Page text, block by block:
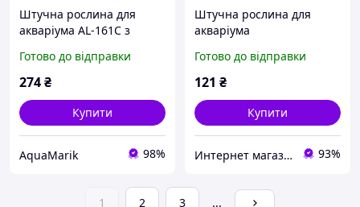
Штучна рослина для
акваріума AL-161C з
Готово до відправки
274₴
Купити
AquaMarik 98%
Штучна рослина для
акваріума
Готово до відправки
121 ₴
Купити
Интернет магазин сувениров Старик Хоттабыч 93%
1 2 3 ...